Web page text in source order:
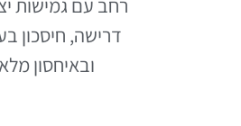
רחב עם גמישות
דרישה, חיסכון
ובאיחסון